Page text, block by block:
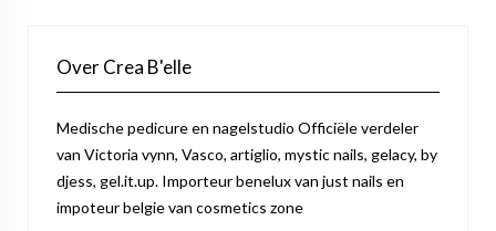
Over Crea B'elle
Medische pedicure en nagelstudio Officiële verdeler
van Victoria vynn, Vasco, artiglio, mystic nails, gelacy, by
djess, gel.it.up. Importeur benelux van just nails en
impoteur belgie van cosmetics zone